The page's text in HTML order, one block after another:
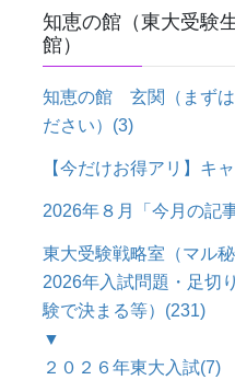
知恵の館（東大受験
館）
知恵の館 玄関（まずは
ださい） (3)
【今だけお得アリ】キ
2026年８月「今月の記事
東大受験戦略室（マル
2026年入試問題・足切
験で決まる等） (231)
▼
２０２６年東大入試(7)